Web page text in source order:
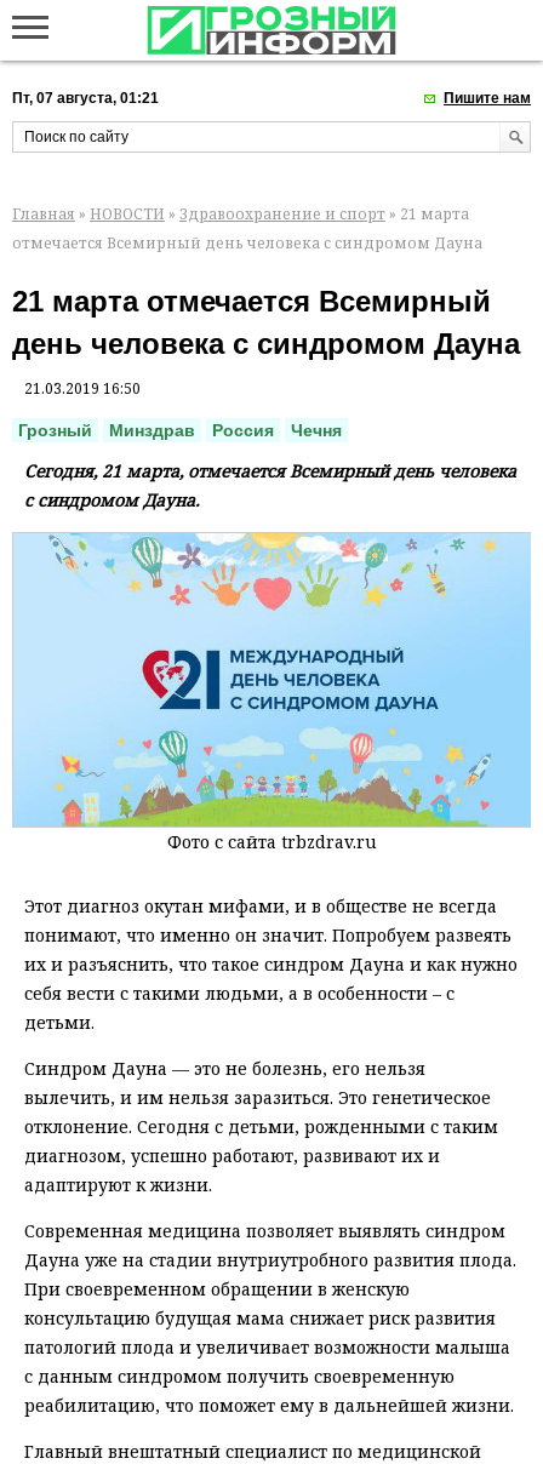
Пт, 07 августа, 01:21 Пишите нам
Главная » НОВОСТИ » Здравоохранение и спорт » 21 марта
отмечается Всемирный день человека с синдромом Дауна
21 марта отмечается Всемирный
день человека с синдромом Дауна
21.03.2019 16:50
Грозный Минздрав Россия Чечня
Сегодня, 21 марта, отмечается Всемирный день человека
с синдромом Дауна.
Фото с сайта trbzdrav.ru
Этот диагноз окутан мифами, и в обществе не всегда
понимают, что именно он значит. Попробуем развеять
их и разъяснить, что такое синдром Дауна и как нужно
себя вести с такими людьми, а в особенности – с
детьми.
Синдром Дауна — это не болезнь, его нельзя
вылечить, и им нельзя заразиться. Это генетическое
отклонение. Сегодня с детьми, рожденными с таким
диагнозом, успешно работают, развивают их и
адаптируют к жизни.
Современная медицина позволяет выявлять синдром
Дауна уже на стадии внутриутробного развития плода.
При своевременном обращении в женскую
консультацию будущая мама снижает риск развития
патологий плода и увеличивает возможности малыша
с данным синдромом получить своевременную
реабилитацию, что поможет ему в дальнейшей жизни.
Главный внештатный специалист по медицинской